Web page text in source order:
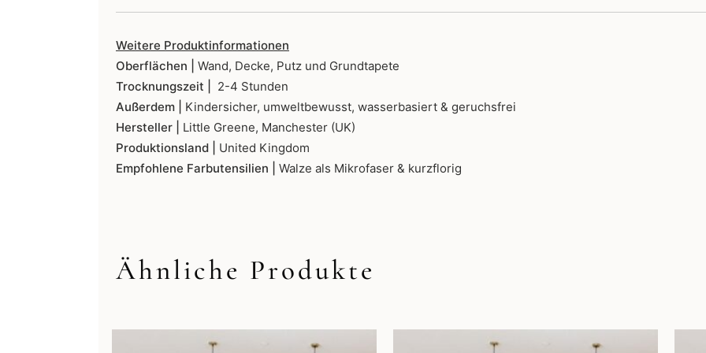
Weitere Produktinformationen
Oberflächen | Wand, Decke, Putz und Grundtapete
Trocknungszeit |
2-4 Stunden
Außerdem | Kindersicher, umweltbewusst, wasserbasiert & geruchsfrei
Hersteller | Little Greene, Manchester (UK)
Produktionsland | United Kingdom
Empfohlene Farbutensilien | Walze als Mikrofaser & kurzflorig
Ähnliche Produkte